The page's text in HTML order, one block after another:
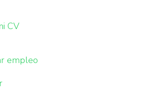
CV
empleo